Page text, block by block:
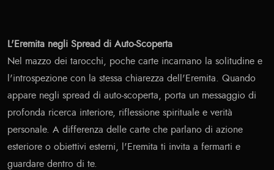
L'Eremita negli Spread di Auto-Scoperta
Nel mazzo dei tarocchi, poche carte incarnano la solitudine e
l'introspezione con la stessa chiarezza dell'Eremita. Quando
appare negli spread di auto-scoperta, porta un messaggio di
profonda ricerca interiore, riflessione spirituale e verità
personale. A differenza delle carte che parlano di azione
esteriore o obiettivi esterni, l'Eremita ti invita a fermarti e
guardare dentro di te.